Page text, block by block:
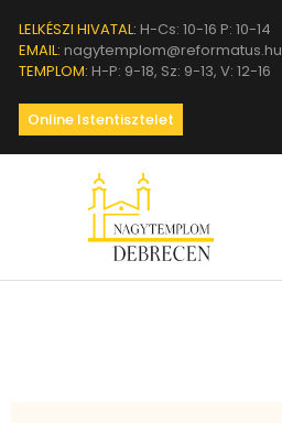
LELKÉSZI HIVATAL: H-Cs: 10-16 P: 10-14
EMAIL: nagytemplom@reformatus.hu
TEMPLOM: H-P: 9-18, Sz: 9-13, V: 12-16
Online Istentisztelet